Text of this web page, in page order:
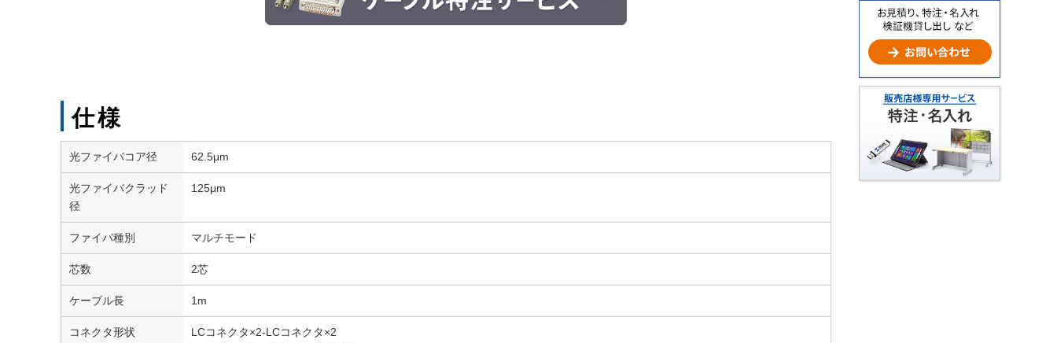
仕様
光ファイバコア径 62.5μm
光ファイバクラッド
径
125μm
ファイバ種別 マルチモード
芯数 2芯
ケーブル長 1m
コネクタ形状
LCコネクタ×2-LCコネクタ×2